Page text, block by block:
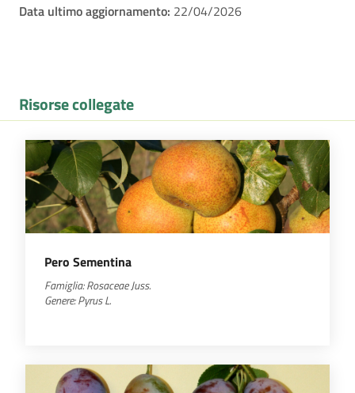
Data ultimo aggiornamento: 22/04/2026
Risorse collegate
Pero Sementina
Famiglia:RosaceaeJuss.
Genere:PyrusL.